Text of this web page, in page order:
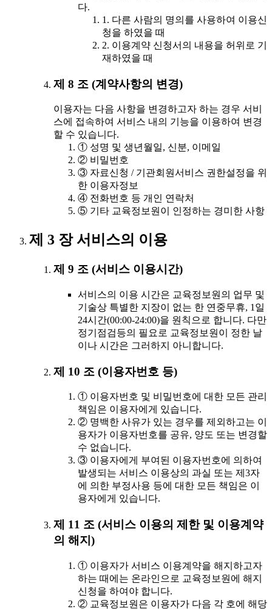
다.
1. 다른 사람의 명의를 사용하여 이용신
청을 하였을 때
2. 이용계약 신청서의 내용을 허위로 기
재하였을 때
제 8 조 (계약사항의 변경)
이용자는 다음 사항을 변경하고자 하는 경우 서비
스에 접속하여 서비스 내의 기능을 이용하여 변경
할 수 있습니다.
① 성명 및 생년월일, 신분, 이메일
② 비밀번호
③ 자료신청 / 기관회원서비스 권한설정을 위
한 이용자정보
④ 전화번호 등 개인 연락처
⑤ 기타 교육정보원이 인정하는 경미한 사항
제 3 장 서비스의 이용
제 9 조 (서비스 이용시간)
서비스의 이용 시간은 교육정보원의 업무 및
기술상 특별한 지장이 없는 한 연중무휴, 1일
24시간(00:00-24:00)을 원칙으로 합니다. 다만
정기점검등의 필요로 교육정보원이 정한 날
이나 시간은 그러하지 아니합니다.
제 10 조 (이용자번호 등)
① 이용자번호 및 비밀번호에 대한 모든 관리
책임은 이용자에게 있습니다.
② 명백한 사유가 있는 경우를 제외하고는 이
용자가 이용자번호를 공유, 양도 또는 변경할
수 없습니다.
③ 이용자에게 부여된 이용자번호에 의하여
발생되는 서비스 이용상의 과실 또는 제3자
에 의한 부정사용 등에 대한 모든 책임은 이
용자에게 있습니다.
제 11 조 (서비스 이용의 제한 및 이용계약
의 해지)
① 이용자가 서비스 이용계약을 해지하고자
하는 때에는 온라인으로 교육정보원에 해지
신청을 하여야 합니다.
② 교육정보원은 이용자가 다음 각 호에 해당